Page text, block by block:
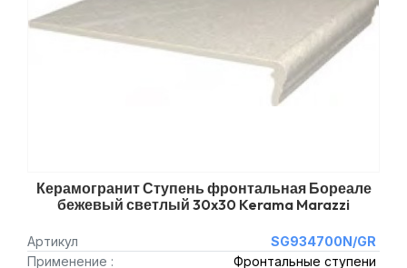
Керамогранит Ступень фронтальная Бореале
бежевый светлый 30x30 Kerama Marazzi
Артикул
SG934700N/GR
Применение :
Фронтальные ступени